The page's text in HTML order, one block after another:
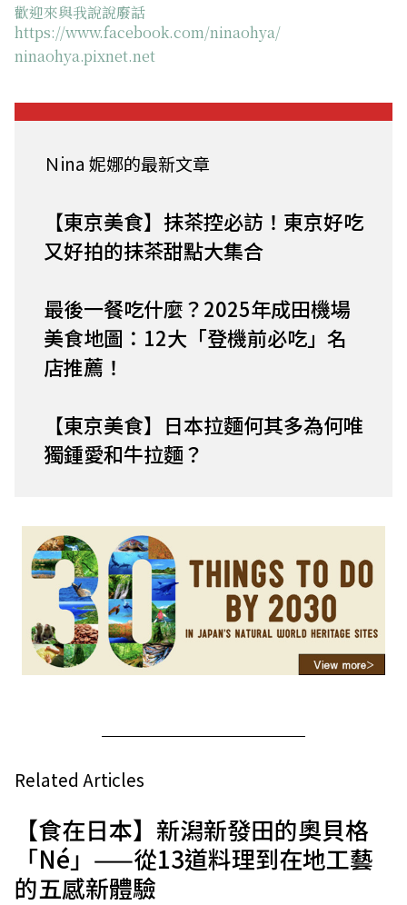
歡迎來與我說說廢話
https://www.facebook.com/ninaohya/
ninaohya.pixnet.net
Ｎina 妮娜的最新文章
【東京美食】抹茶控必訪！東京好吃
又好拍的抹茶甜點大集合
最後一餐吃什麼？2025年成田機場
美食地圖：12大「登機前必吃」名
店推薦！
【東京美食】日本拉麵何其多為何唯
獨鍾愛和牛拉麵？
Related Articles
【食在日本】新潟新發田的奧貝格
「Né」——從13道料理到在地工藝
的五感新體驗